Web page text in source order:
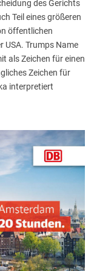
des Gerichts
Teil eines größeren
öffentlichen
Trumps Name
als Zeichen für einen
Zeichen für
interpretiert